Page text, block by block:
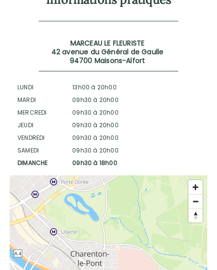
MARCEAU LE FLEURISTE
42 avenue du Général de Gaulle
94700 Maisons-Alfort
LUNDI
13h00 à 20h00
MARDI
09h30 à 20h00
MERCREDI
09h30 à 20h00
JEUDI
09h30 à 20h00
VENDREDI
09h30 à 20h00
SAMEDI
09h30 à 20h00
DIMANCHE
09h30 à 18h00